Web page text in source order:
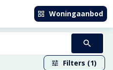
Woningaanbod
Filters (1)